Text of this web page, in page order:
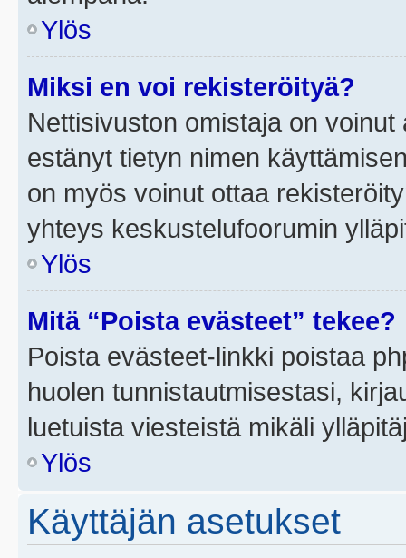
Ylös
Miksi en voi rekisteröityä?
Nettisivuston omistaja on
estänyt tietyn nimen
on myös voinut ottaa
yhteys keskustelufoorumin
Ylös
Mitä “Poista evästeet” tekee?
Poista evästeet-linkki poistaa
huolen tunnistautmisestasi,
luetuista viesteistä mikäli
Ylös
Käyttäjän asetukset